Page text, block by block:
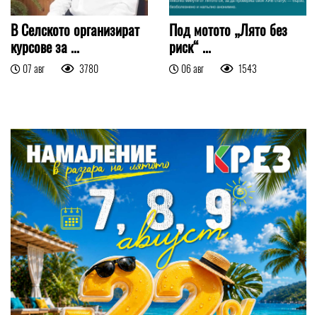
В Селското организират
курсове за ...
07 авг 3780
Под мотото „Лято без
риск“ ...
06 авг 1543